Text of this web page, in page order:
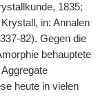
1835;
in: Annalen
82). Gegen die
behauptete
heute in vielen